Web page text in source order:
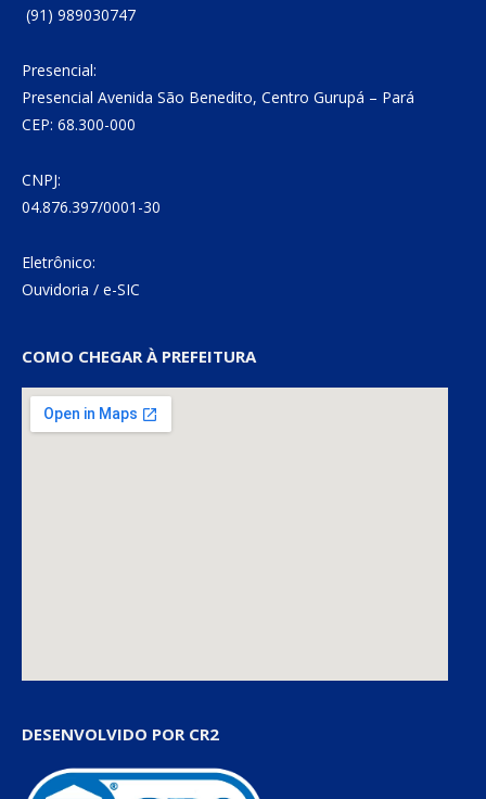
(91) 989030747
Presencial:
Presencial Avenida São Benedito, Centro Gurupá – Pará
CEP: 68.300-000
CNPJ:
04.876.397/0001-30
Eletrônico:
Ouvidoria / e-SIC
COMO CHEGAR À PREFEITURA
DESENVOLVIDO POR CR2